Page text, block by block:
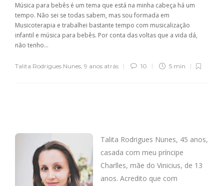
Música para bebês é um tema que está na minha cabeça há um
tempo. Não sei se todas sabem, mas sou formada em
Musicoterapia e trabalhei bastante tempo com musicalização
infantil e música para bebês. Por conta das voltas que a vida dá,
não tenho...
Talita Rodrigues Nunes, 9 anos atrás 10 5 min
Talita Rodrigues Nunes, 45 anos,
casada com meu príncipe
Charlles, mãe do Vinicius, de 13
anos. Acredito que com